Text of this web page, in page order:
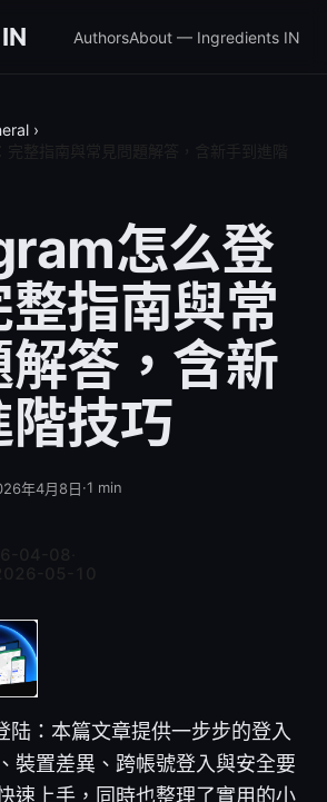
AuthorsAbout — Ingredients IN
›
怎么登
整指南與常
答，含新
技巧
年4月8日·1 min
：本篇文章提供一步步的登入
裝置差異、跨帳號登入與安全要
速上手，同時也整理了實用的小